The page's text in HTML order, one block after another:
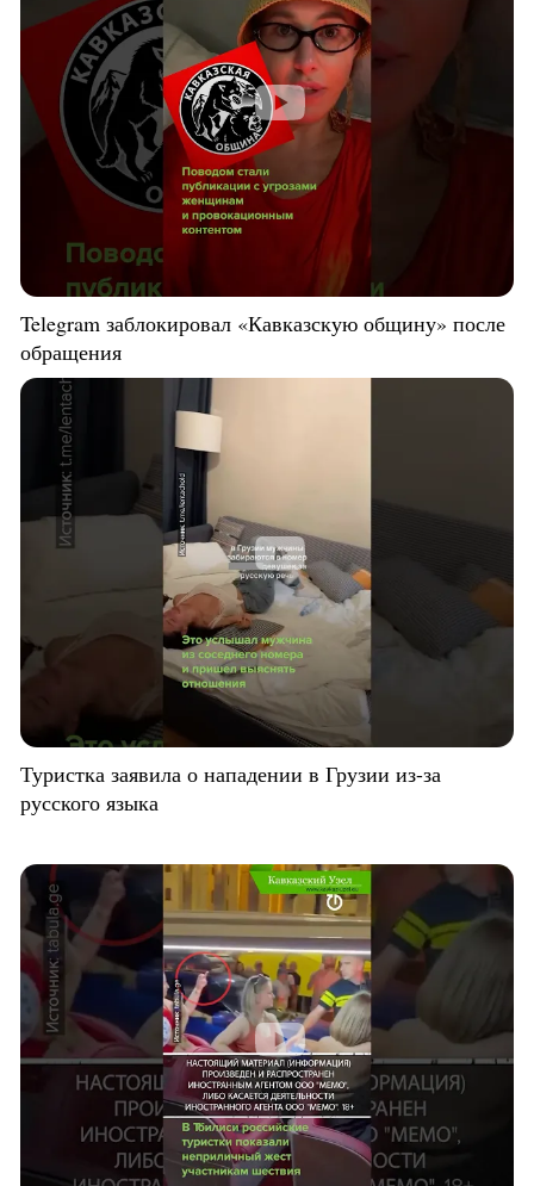
Telegram заблокировал «Кавказскую общину» после
обращения
Туристка заявила о нападении в Грузии из-за
русского языка